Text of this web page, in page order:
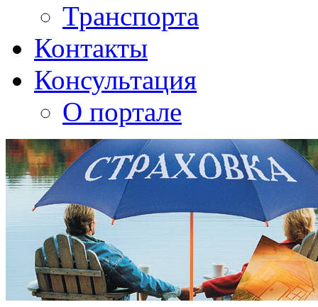
Транспорта
Контакты
Консультация
О портале